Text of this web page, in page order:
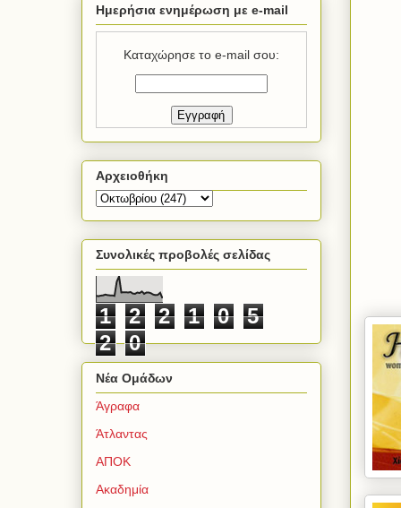
Ημερήσια ενημέρωση με e-mail
Καταχώρησε το e-mail σου:
Αρχειοθήκη
Συνολικές προβολές σελίδας
1 2 2 1 0
5
2
0
Νέα Ομάδων
Άγραφα
Άτλαντας
ΑΠΟΚ
Ακαδημία